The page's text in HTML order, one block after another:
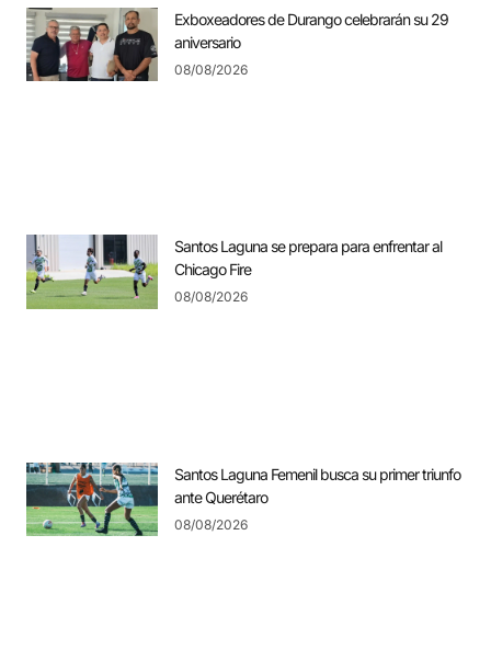
Exboxeadores de Durango celebrarán su 29
aniversario
08/08/2026
Santos Laguna se prepara para enfrentar al
Chicago Fire
08/08/2026
Santos Laguna Femenil busca su primer triunfo
ante Querétaro
08/08/2026